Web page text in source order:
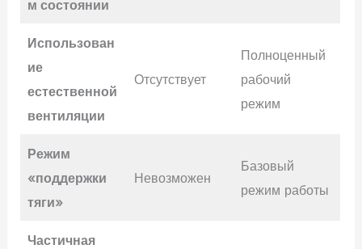
м состоянии
Использован
ие
естественной
вентиляции
Отсутствует
Полноценный
рабочий
режим
Режим
«поддержки
тяги»
Невозможен
Базовый
режим работы
Частичная